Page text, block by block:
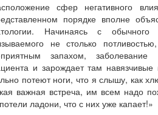
сфер негативного
порядке вполне
Начинаясь с обычного
не столько
запахом, заболевание
и зарождает там
потеют ноги, что я слышу, как
важная встреча, им всем надо
ладони, что с них уже капает!»